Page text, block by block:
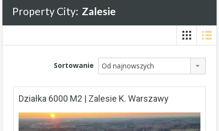
Property City: Zalesie
Sortowanie Od najnowszych
Działka 6000 M2 | Zalesie K. Warszawy